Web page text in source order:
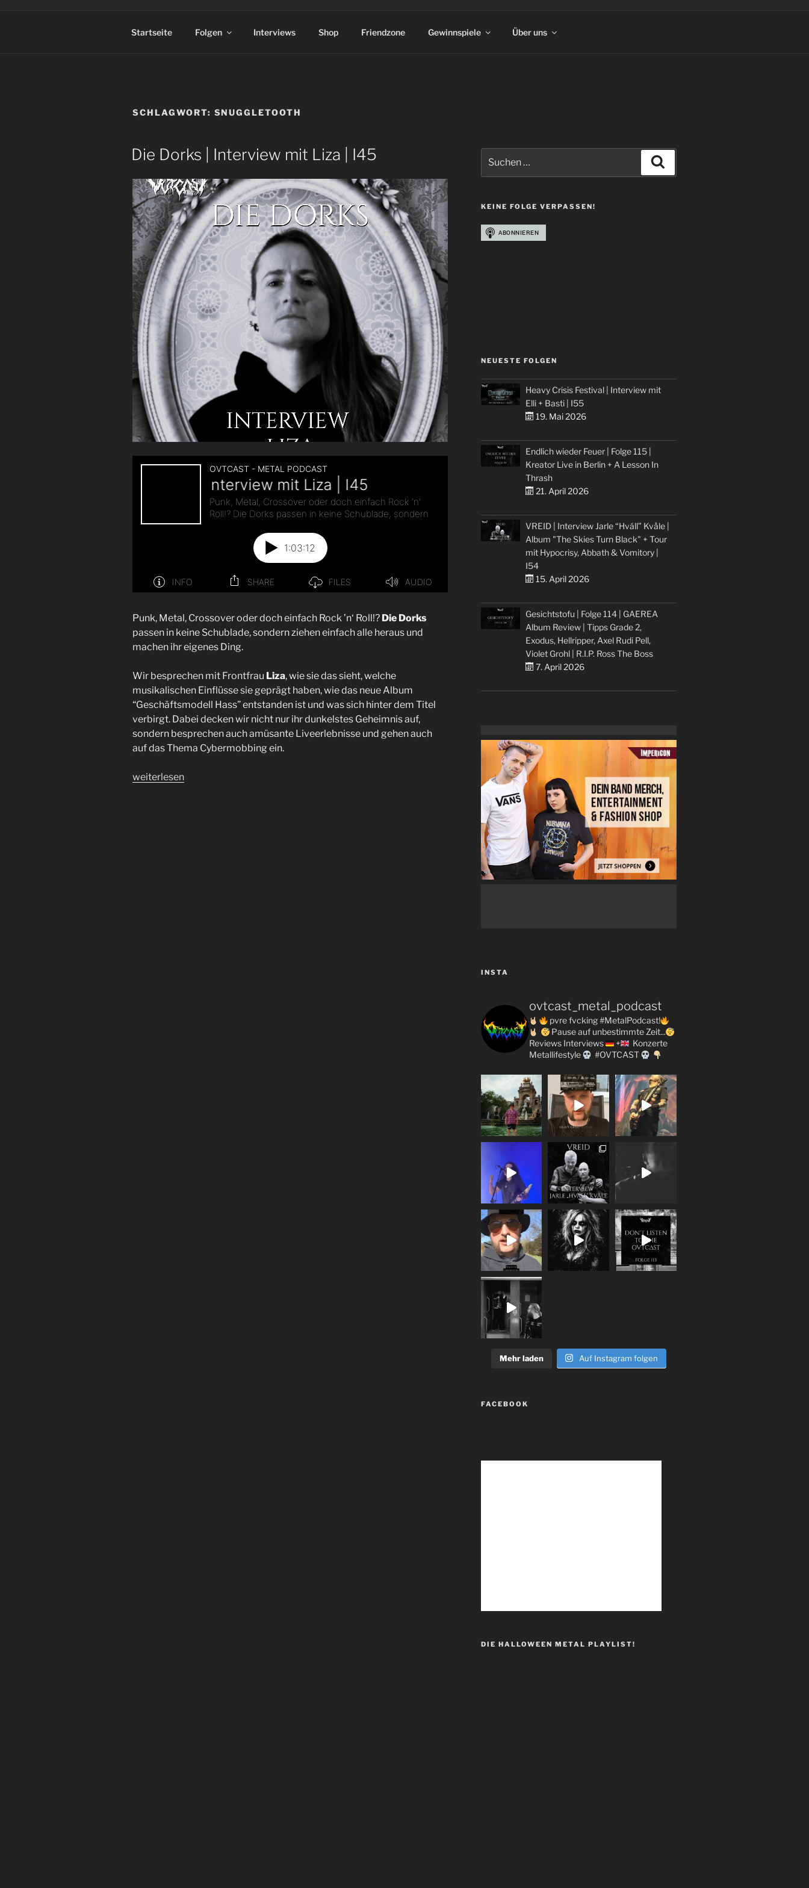
Startseite Folgen Interviews Shop Friendzone Gewinnspiele Über uns
SCHLAGWORT: SNUGGLETOOTH
Die Dorks | Interview mit Liza | I45
Punk, Metal, Crossover oder doch einfach Rock ’n‘ Roll!? Die Dorks
passen in keine Schublade, sondern ziehen einfach alle heraus und
machen ihr eigenes Ding.
Wir besprechen mit Frontfrau Liza, wie sie das sieht, welche
musikalischen Einflüsse sie geprägt haben, wie das neue Album
“Geschäftsmodell Hass” entstanden ist und was sich hinter dem Titel
verbirgt. Dabei decken wir nicht nur ihr dunkelstes Geheimnis auf,
sondern besprechen auch amüsante Liveerlebnisse und gehen auch
auf das Thema Cybermobbing ein.
„Die
weiterlesen
nach:
KEINE FOLGE VERPASSEN!
NEUESTE FOLGEN
Heavy Crisis Festival | Interview mit
Elli + Basti | I55
19. Mai 2026
Endlich wieder Feuer | Folge 115 |
Kreator Live in Berlin + A Lesson In
Thrash
21. April 2026
VREID | Interview Jarle “Hváll” Kvåle |
Album "The Skies Turn Black" + Tour
mit Hypocrisy, Abbath & Vomitory |
I54
15. April 2026
Gesichtstofu | Folge 114 | GAEREA
Album Review | Tipps Grade 2,
Exodus, Hellripper, Axel Rudi Pell,
Violet Grohl | R.I.P. Ross The Boss
7. April 2026
INSTA
ovtcast_metal_podcast
pvre fvcking #MetalPodcast!
Pause auf unbestimmte Zeit...
Reviews Interviews +
Konzerte
Metallifestyle
#OVTCAST
Mehr laden Auf Instagram folgen
FACEBOOK
DIE HALLOWEEN METAL PLAYLIST!